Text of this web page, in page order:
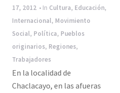
17, 2012 • In Cultura, Educación,
Internacional, Movimiento
Social, Política, Pueblos
originarios, Regiones,
Trabajadores
En la localidad de
Chaclacayo, en las afueras